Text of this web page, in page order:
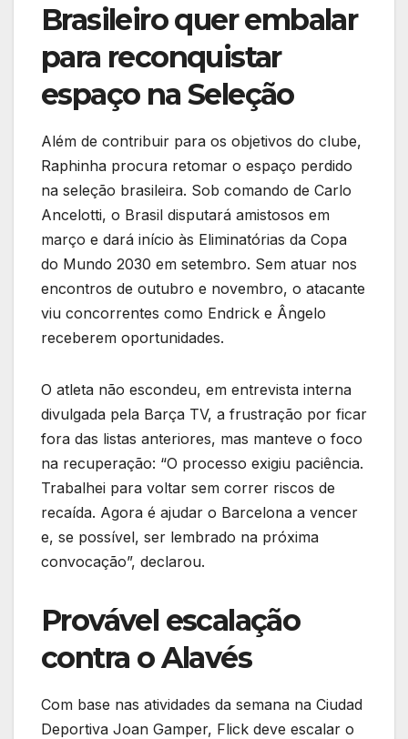
Brasileiro quer embalar
para reconquistar
espaço na Seleção
Além de contribuir para os objetivos do clube,
Raphinha procura retomar o espaço perdido
na seleção brasileira. Sob comando de Carlo
Ancelotti, o Brasil disputará amistosos em
março e dará início às Eliminatórias da Copa
do Mundo 2030 em setembro. Sem atuar nos
encontros de outubro e novembro, o atacante
viu concorrentes como Endrick e Ângelo
receberem oportunidades.
O atleta não escondeu, em entrevista interna
divulgada pela Barça TV, a frustração por ficar
fora das listas anteriores, mas manteve o foco
na recuperação: “O processo exigiu paciência.
Trabalhei para voltar sem correr riscos de
recaída. Agora é ajudar o Barcelona a vencer
e, se possível, ser lembrado na próxima
convocação”, declarou.
Provável escalação
contra o Alavés
Com base nas atividades da semana na Ciudad
Deportiva Joan Gamper, Flick deve escalar o